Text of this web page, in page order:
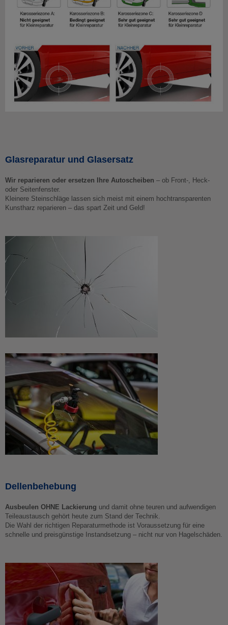
Glasreparatur und Glasersatz
Wir reparieren oder ersetzen Ihre Autoscheiben – ob Front-, Heck-
oder Seitenfenster.
Kleinere Steinschläge lassen sich meist mit einem hochtransparenten
Kunstharz reparieren – das spart Zeit und Geld!
Dellenbehebung
Ausbeulen OHNE Lackierung und damit ohne teuren und aufwendigen
Teileaustausch gehört heute zum Stand der Technik.
Die Wahl der richtigen Reparaturmethode ist Voraussetzung für eine
schnelle und preisgünstige Instandsetzung – nicht nur von Hagelschäden.